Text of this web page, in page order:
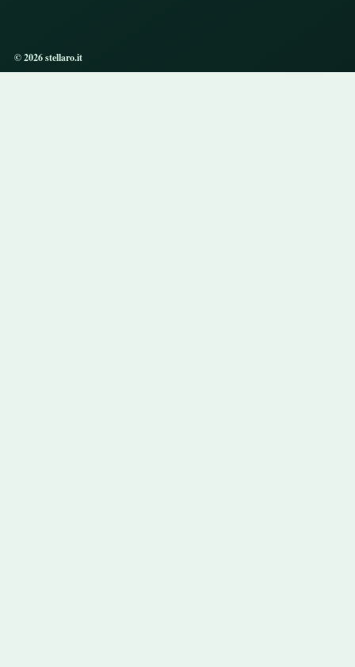
© 2026 stellaro.it